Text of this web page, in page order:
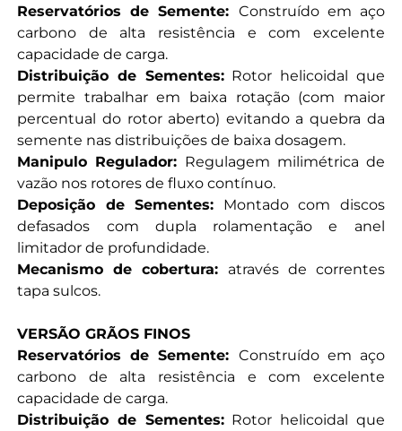
Reservatórios de Semente: Construído em aço
carbono de alta resistência e com excelente
capacidade de carga.
Distribuição de Sementes:Rotor helicoidal que
permite trabalhar em baixa rotação (com maior
percentual do rotor aberto) evitando a quebra da
semente nas distribuições de baixa dosagem.
Manipulo Regulador: Regulagem milimétrica de
vazão nos rotores de fluxo contínuo.
Deposição de Sementes: Montado com discos
defasados com dupla rolamentação e anel
limitador de profundidade.
Mecanismo de cobertura: através de correntes
tapa sulcos.
VERSÃO GRÃOS FINOS
Reservatórios de Semente: Construído em aço
carbono de alta resistência e com excelente
capacidade de carga.
Distribuição de Sementes:Rotor helicoidal que